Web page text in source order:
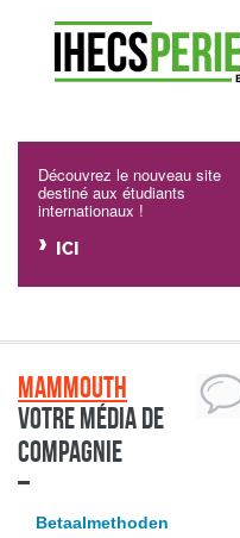
Découvrez le nouveau site
destiné aux étudiants
internationaux !
ICI
Mammouth
Votre média de
compagnie
Betaalmethoden